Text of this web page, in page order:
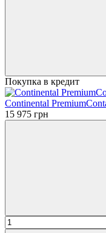
Покупка в кредит
Continental
15 975 грн